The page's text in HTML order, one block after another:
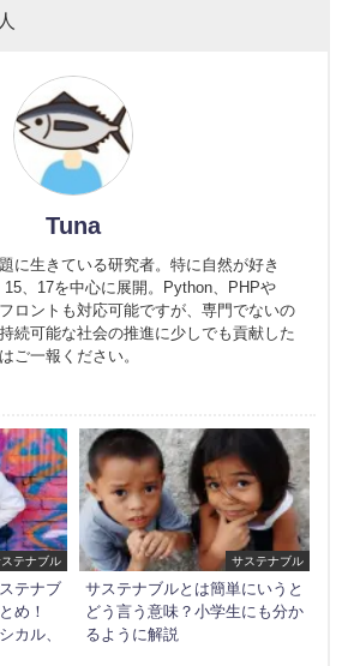
Tuna
に生きている研究者。特に自然が好き
、17を中心に展開。Python、PHPや
ロントも対応可能ですが、専門でないの
続可能な社会の推進に少しでも貢献した
ご一報ください。
テナブル
テナブ
め！
カル、
サステナブル
サステナブルとは簡単にいうと
どう言う意味？小学生にも分か
るように解説